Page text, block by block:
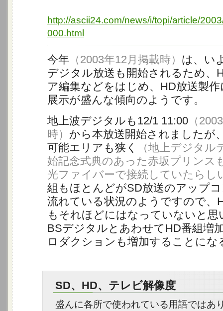
http://ascii24.com/news/i/topi/article/
000.html
今年 （2003年12月掲載時） は、い
デジタル放送も開始されるため、
ア編集などをはじめ、HD放送製
展示が盛んな傾向のようです。
地上波デジタルも12/1 11:00 （
時） から本放送開始されましたが
可能エリアも狭く
（地上デジタル
始記念式典のあった赤坂プリンス
光ファイバーで接続していたらし
組もほとんどがSD放送のアップ
流れている状況のようですので、
もそれほどにはなっていないと思
BSデジタルとあわせてHD番組増
ロダクションも増加することにな
SD、HD、テレビ解像度
盛んに各所で使われている用語ではあ